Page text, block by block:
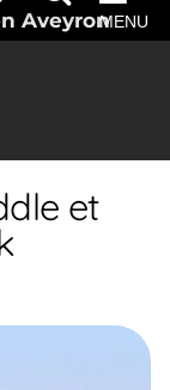
AveyronMENU
et